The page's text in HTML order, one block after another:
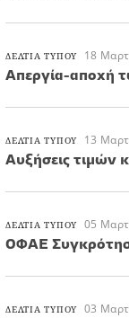
ΔΕΛΤΙΑ ΤΥΠΟΥ 18
Απεργία-αποχή
ΔΕΛΤΙΑ ΤΥΠΟΥ 13
Αυξήσεις τιμών
ΔΕΛΤΙΑ ΤΥΠΟΥ 05
ΟΦΑΕ
ΔΕΛΤΙΑ ΤΥΠΟΥ 03